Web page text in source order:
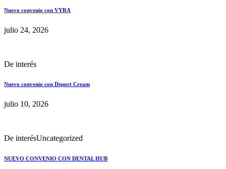
Nuevo convenio con VYRA
julio 24, 2026
De interés
Nuevo convenio con Deport Cream
julio 10, 2026
De interésUncategorized
NUEVO CONVENIO CON DENTAL HUB